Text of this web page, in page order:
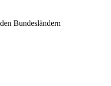
Bundesländern